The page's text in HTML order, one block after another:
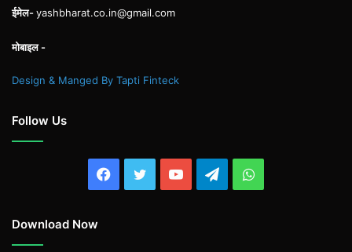
ईमेल-yashbharat.co.in@gmail.com
मोबाइल -
Design & Manged By Tapti Finteck
Follow Us
Facebook
TwitterYouTubeTelegramWhatsApp
Download Now